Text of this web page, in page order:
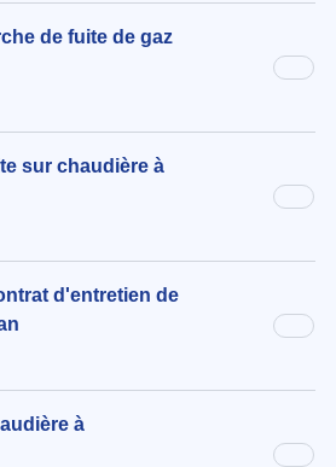
de fuite de gaz
sur chaudière à
d'entretien de
à